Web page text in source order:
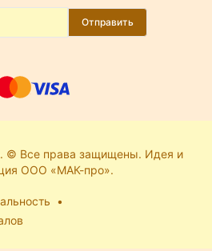
Отправить
© Все права защищены. Идея и
ООО «МАК-про».